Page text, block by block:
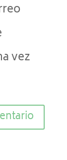
vez